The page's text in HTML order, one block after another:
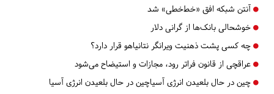
آنتن شبکه افق «خط‌خطی» شد
خوشحالی بانک‌ها از گرانی دلار
چه کسی پشت ذهنیت ویرانگر نتانیاهو قرار دارد؟
عراقچی از قانون فراتر رود، مجازات و استیضاح می‌شود
چین در حال بلعیدن انرژی آسیاچین در حال بلعیدن انرژی آسیا